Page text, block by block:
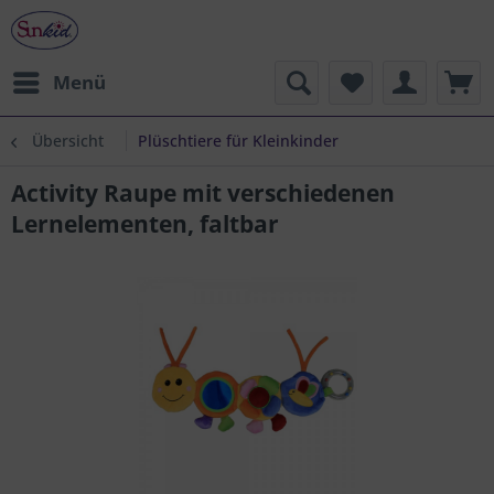
Menü
Übersicht Plüschtiere für Kleinkinder
Activity Raupe mit verschiedenen
Lernelementen, faltbar